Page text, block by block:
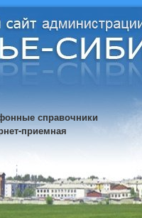
справочники
приемная